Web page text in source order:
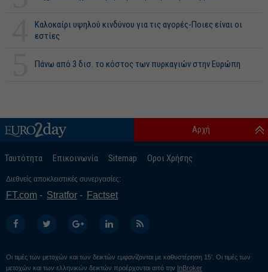
Καλοκαίρι υψηλού κινδύνου για τις αγορές-Ποιες είναι οι
εστίες
Πάνω από 3 δισ. το κόστος των πυρκαγιών στην Ευρώπη
Ταυτότητα Επικοινωνία Sitemap Οροι Χρήσης
Αρχή
Διεθνείς αποκλειστικές συνεργασίες:
FT.com Stratfor Factset
Οι τιμές των μετοχών και των δεικτών εμφανίζονται με καθυστέρηση 15’. Οι τιμές των
μετοχών και των ελληνικών δεικτών προέρχονται από την InBroker